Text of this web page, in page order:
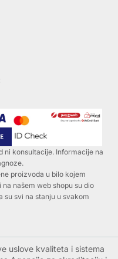
ni konsultacije. Informacije na
proizvoda u bilo kojem
našem web shopu su dio
su svi na stanju u svakom
uslove kvaliteta i sistema